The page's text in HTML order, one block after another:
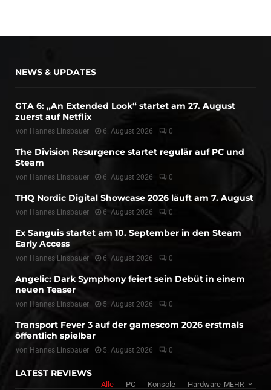
NEWS & UPDATES
GTA 6: „An Extended Look“ startet am 27. August
zuerst auf Netflix
von Hannes Linsbauer 6. August 2026 0
The Division Resurgence startet regulär auf PC und
Steam
von Hannes Linsbauer 6. August 2026 0
THQ Nordic Digital Showcase 2026 läuft am 7. August
von Hannes Linsbauer 6. August 2026 0
Ex Sanguis startet am 10. September in den Steam
Early Access
von Hannes Linsbauer 6. August 2026 0
Angelic: Dark Symphony feiert sein Debüt in einem
neuen Teaser
von Hannes Linsbauer 5. August 2026 0
Transport Fever 3 auf der gamescom 2026 erstmals
öffentlich spielbar
von Hannes Linsbauer 5. August 2026 0
LATEST REVIEWS
Alle PC Konsole Hardware MEHR